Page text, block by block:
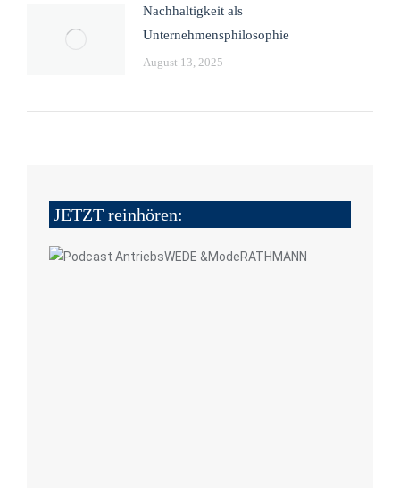
Nachhaltigkeit als
Unternehmensphilosophie
August 13, 2025
JETZT reinhören: